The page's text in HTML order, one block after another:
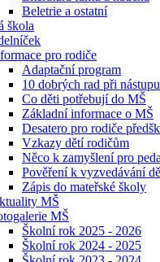
Beletrie a ostatní
škola
pro rodiče
Adaptační program
10 dobrých rad při
Co děti potřebují do MŠ
Základní informace o MŠ
Desatero pro rodiče
Vzkazy dětí rodičům
Něco k zamyšlení pro
Pověření k vyzvedávání
Zápis do mateřské školy
MŠ
MŠ
Školní rok 2025 - 2026
Školní rok 2024 - 2025